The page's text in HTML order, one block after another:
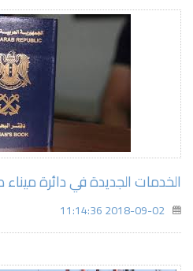
الخدمات الجديدة في دائرة
2018-09-02 11:14:36